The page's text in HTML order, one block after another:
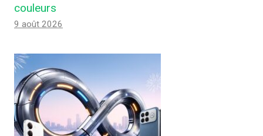
couleurs
9 août 2026